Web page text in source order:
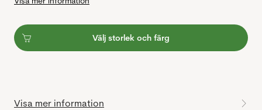
Välj storlek och färg
Visa mer information